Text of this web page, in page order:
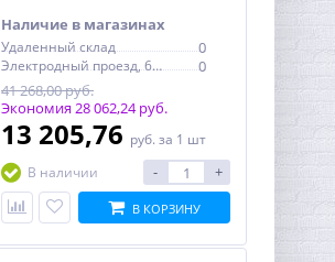
Наличие в магазинах
Удаленный склад 0
Электродный проезд, 6с1
0
41 268,00 руб.
Экономия 28 062,24 руб.
13 205,76 руб. за 1 шт
В наличии
- +
В КОРЗИНУ